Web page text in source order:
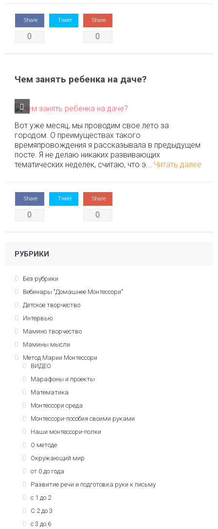
Share
0
Tweet Share
0
Чем занять ребенка на даче?
Вот уже месяц, мы проводим свое лето за
городом. О преимуществах такого
времяпровождения я рассказывала в предыдущем
посте. Я не делаю никаких развивающих
тематических неделек, считаю, что э... Читать далее
Share
0
Tweet Share
0
РУБРИКИ
Без рубрики
Вебинары "Домашнее Монтессори"
Детское творчество
Интервью
Мамино творчество
Мамины мысли
Метод Марии Монтессори
ВИДЕО
Марафоны и проекты
Математика
Монтессори среда
Монтессори-пособия своими руками
Наши монтессори-полки
О методе
Окружающий мир
от 0 до года
Развитие речи и подготовка руки к письму
с 1 до 2
С 2 до 3
с 3 до 6